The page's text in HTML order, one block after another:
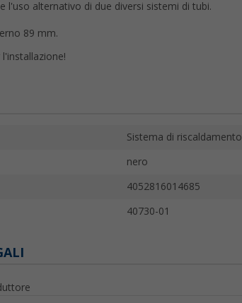
l'uso alternativo di due diversi sistemi di tubi.
89 mm.
Sistema di riscaldamento
nero
4052816014685
40730-01